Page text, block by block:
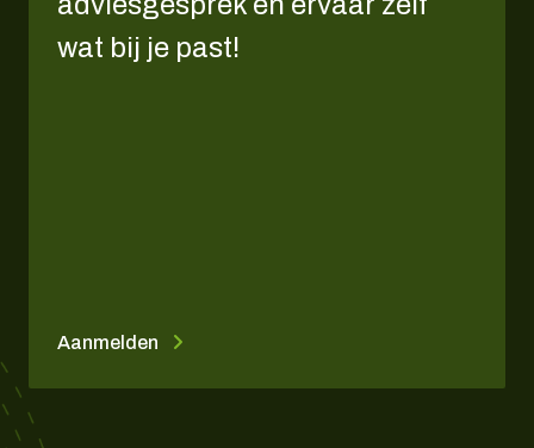
wat bij je past!
Aanmelden